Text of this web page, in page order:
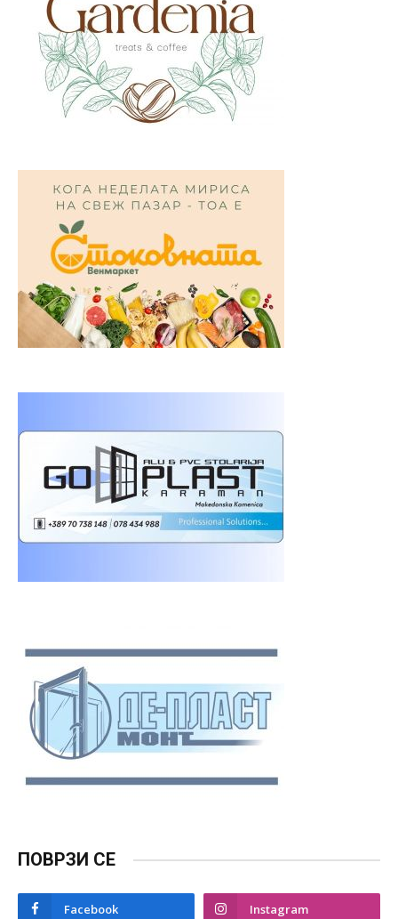
ПОВРЗИ СЕ
Facebook Instagram